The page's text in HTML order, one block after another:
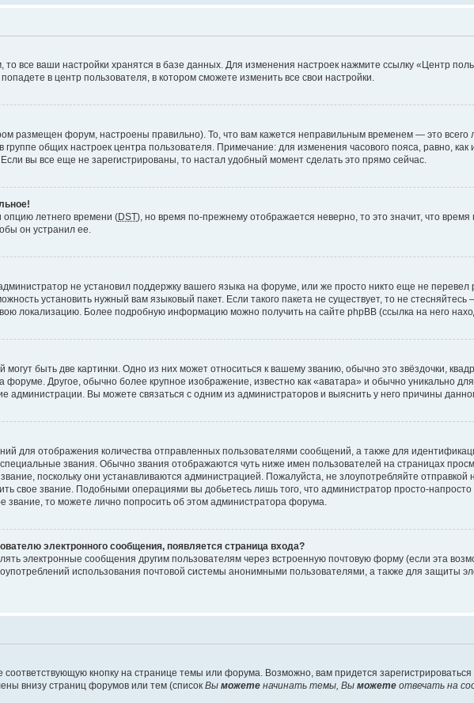
все ваши настройки хранятся в базе данных. Для изменения настроек нажмите ссылку «Центр
в центр пользователя, в котором сможете изменить все свои настройки.
размещен форум, настроены правильно). То, что вам кажется неправильным временем — это всего
общих настроек центра пользователя. Примечание: для изменения часового пояса, равно, как
вы все еще не зарегистрированы, то настал удобный момент сделать это прямо сейчас.
опцию летнего времени (DST), но время по-прежнему отображается неверно, то это значит, что
он устранил ее.
не установил поддержку вашего языка на форуме, или же просто никто еще не перевел
установить нужный вам языковый пакет. Если такого пакета не существует, то не
локализацию. Более подробную информацию можно получить на сайте phpBB (ссылка на него
быть две картинки. Одно из них может относиться к вашему званию, обычно это звёздочки,
Другое, обычно более крупное изображение, известно как «аватара» и обычно уникально
администрации. Вы можете связаться с одним из администраторов и выяснить у него причины
для отображения количества отправленных пользователями сообщений, а также для
звания. Обычно звания отображаются чуть ниже имен пользователей на страницах
поскольку они устанавливаются администрацией. Пожалуйста, не злоупотребляйте
свое звание. Подобными операциями вы добьетесь лишь того, что администратор просто-
то можете лично попросить об этом администратора форума.
электронного сообщения, появляется страница входа?
электронные сообщения другим пользователям через встроенную почтовую форму (если эта
использования почтовой системы анонимными пользователями, а также для защиты
кнопку на странице темы или форума. Возможно, вам придется
внизу страниц форумов или тем (список Вы можете начинать темы, Вы можете отвечать на